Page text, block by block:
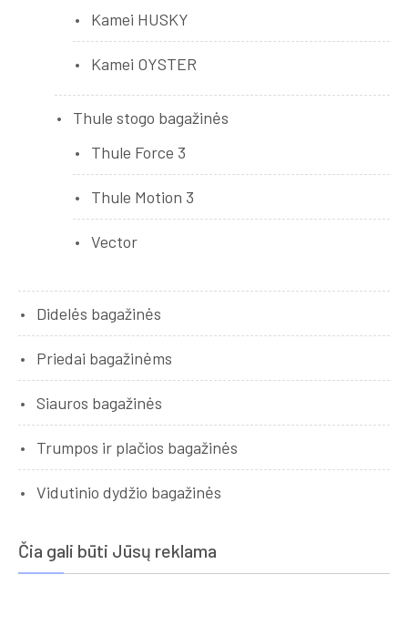
Kamei HUSKY
Kamei OYSTER
Thule stogo bagažinės
Thule Force 3
Thule Motion 3
Vector
Didelės bagažinės
Priedai bagažinėms
Siauros bagažinės
Trumpos ir plačios bagažinės
Vidutinio dydžio bagažinės
Čia gali būti Jūsų reklama